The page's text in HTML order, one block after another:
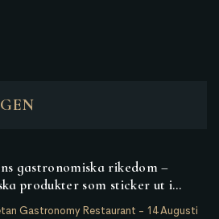
gastronomiska rikedom –
produkter som sticker ut i
Heraklion
Gastronomy Restaurant - 14 Augusti